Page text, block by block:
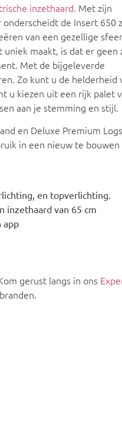
inzethaard. Met zijn
de Insert 650
van een gezellige
maakt, is dat er geen
Met de bijgeleverde
Zo kunt u de helderheid
u kiezen uit een rijk palet
aan je stemming en stijl.
en Deluxe Premium
in een nieuw te
en topverlichting.
inzethaard van 65 cm
app
gerust langs in ons